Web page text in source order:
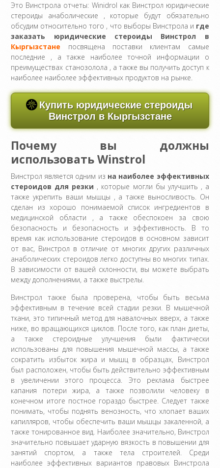
Это Винстрола отчеты: Winidrol как Винстрол юридические
стероиды анаболические , которые будут обязательно
обсудим относительно того , что выборы Винстрола и где
заказать юридические стероиды Винстрол в
Кыргызстане посвящена поставки клиентам самые
последние , а также наиболее точной информации о
преимуществах станозолола , а также вы получить доступ к
наиболее наиболее эффективных продуктов на рынке.
Купить юридические стероиды
Винстрол в Кыргызстане
Почему вы должны
использовать Winstrol
Винстрол является одним из на наиболее эффективных
стероидов для резки , которые могли бы улучшить , а
также укрепить ваши мышцы , а также выносливость. Он
сделан из хорошо понимаемой список ингредиентов в
медицинской области , а также обеспокоен за свою
безопасность и безопасность и эффективность. В то
время как использование стероидов в основном зависит
от вас, Винстрол в отличие от многих других различных
анаболических стероидов легко доступны во многих типах.
В зависимости от вашей склонности, вы можете выбрать
между дополнениями, а также выстрелы.
Винстрол также была проверена, чтобы быть весьма
эффективным в течение всей стадии резки. В мышечной
ткани, это типичный метод для навалочных вверх, а также
ниже, во вращающихся циклов. После того, как план диеты,
а также стероидные улучшения были фактически
использованы для повышения мышечной массы, а также
сократить избыток жира и мышц в образцах, Винстрол
был расположен, чтобы быть действительно эффективным
в увеличении этого процесса. Это реклама быстрее
капания потери жира, а также позволили человеку в
конечном итоге постное гораздо быстрее. Следует также
понимать, чтобы поднять венозность, что хлопает ваших
капилляров, чтобы обеспечить ваши мышцы закаленной, а
также тонированное вид. Наиболее значительно, Винстрол
значительно повышает ударную вязкость в повышении для
занятий спортом, а также тела строителей. Среди
наиболее эффективных вариантов правовых Винстрола